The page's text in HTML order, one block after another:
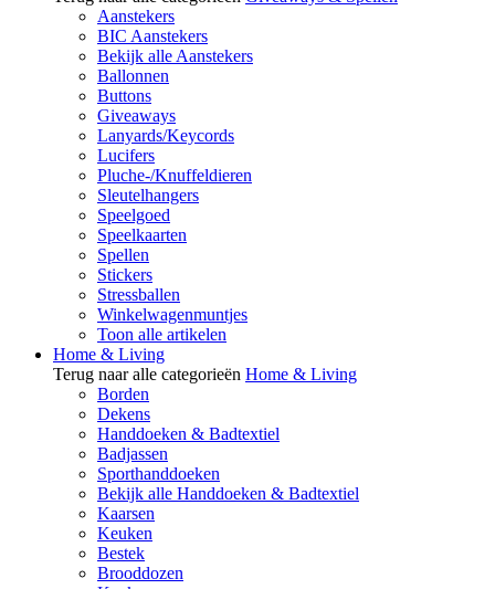
Aanstekers
BIC Aanstekers
Bekijk alle Aanstekers
Ballonnen
Buttons
Giveaways
Lanyards/Keycords
Lucifers
Pluche-/Knuffeldieren
Sleutelhangers
Speelgoed
Speelkaarten
Spellen
Stickers
Stressballen
Winkelwagenmuntjes
Toon alle artikelen
Home & Living
Terug naar alle categorieën Home & Living
Borden
Dekens
Handdoeken & Badtextiel
Badjassen
Sporthanddoeken
Bekijk alle Handdoeken & Badtextiel
Kaarsen
Keuken
Bestek
Brooddozen